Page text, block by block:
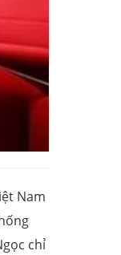
Nam
chỉ